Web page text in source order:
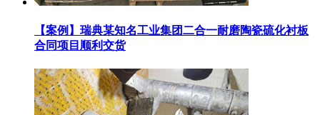
【案例】瑞典某知名工业集团二合一耐磨陶瓷硫化衬板
合同项目顺利交货